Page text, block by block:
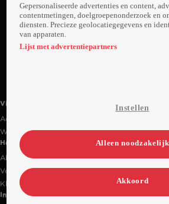
Ga
naar
Videoland
Actiecode
Werken bij RTL
Handige links
Alle films & series
Veelgestelde vragen
Klantenservice
Informatie
Gepersonaliseerde advertenties en content,
contentmetingen, doelgroepenonderzoek en
diensten. Precieze geolocatiegegevens en
van apparaten.
Lijst met advertentiepartners
Instellen
Alleen noodzakelijk
Akkoord